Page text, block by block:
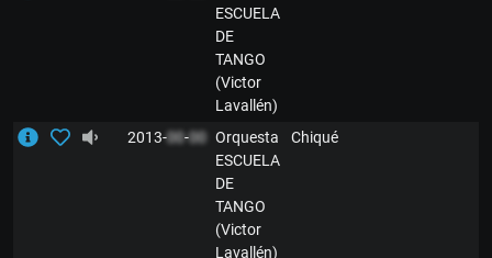
ESCUELA
DE
TANGO
(Victor
Lavallén)
2013-00-00 Orquesta
ESCUELA
DE
TANGO
(Victor
Lavallén)
Chiqué